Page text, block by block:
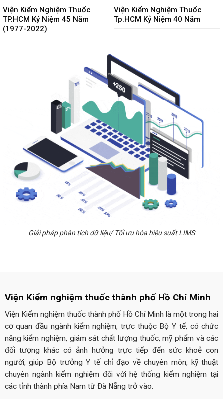
Viện Kiểm Nghiệm Thuốc
TP.HCM Kỷ Niệm 45 Năm
(1977-2022)
Viện Kiểm Nghiệm Thuốc
Tp.HCM Kỷ Niệm 40 Năm
Giải pháp phân tích dữ liệu/ Tối ưu hóa hiệu suất LIMS
Viện Kiểm nghiệm thuốc thành phố Hồ Chí Minh
Viện Kiểm nghiệm thuốc thành phố Hồ Chí Minh là một trong hai
cơ quan đầu ngành kiểm nghiệm, trực thuộc Bộ Y tế, có chức
năng kiểm nghiệm, giám sát chất lượng thuốc, mỹ phẩm và các
đối tượng khác có ảnh hưởng trực tiếp đến sức khoẻ con
người, giúp Bộ trưởng Y tế chỉ đạo về chuyên môn, kỹ thuật
chuyên ngành kiểm nghiệm đối với hệ thống kiểm nghiệm tại
các tỉnh thành phía Nam từ Đà Nẵng trở vào.